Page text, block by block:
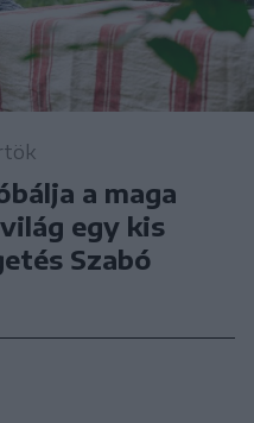
a maga
egy kis
Szabó